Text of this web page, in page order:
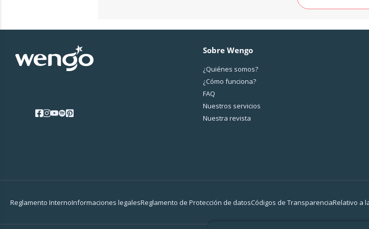
Sobre Wengo
¿Quiénes somos?
¿Cо́mo funciona?
FAQ
Nuestros servicios
Nuestra revista
Reglamento InternoInformaciones legalesReglamento de Protección de datosCódigos de TransparenciaRelativo a